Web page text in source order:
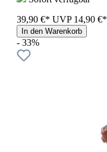
39,90 €* UVP 14,90 €*
In den Warenkorb
- 33%